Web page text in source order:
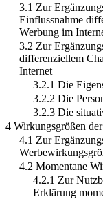
3.1 Zur
Einflussnahme
Werbung im
3.2 Zur
differenziellem
Internet
3.2.1 Die
3.2.2 Die
3.2.3 Die
4 Wirkungsgrößen
4.1 Zur
4.2 Momentane
4.2.1 Zur
Erklärung